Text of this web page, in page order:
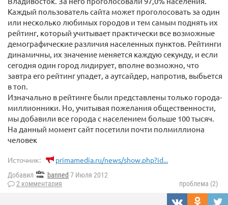
Каждый пользователь сайта может проголосовать за один
или несколько любимых городов и тем самым поднять их
рейтинг, который учитывает практически все возможные
демографические различия населенных пунктов. Рейтинги
динамичны, их значение меняется каждую секунду, и если
сегодня один город лидирует, вполне возможно, что
завтра его рейтинг упадет, а аутсайдер, напротив, выбьется
в топ.
Изначально в рейтинге были представлены только города-
миллионники. Но, учитывая пожелания общественности,
мы добавили все города с населением больше 100 тысяч.
На данный момент сайт посетили почти полмиллиона
человек
Источник: primamedia.ru/news/show.php?id...
Добавил banned 7 Июля 2012
2 комментария
проблема (2)